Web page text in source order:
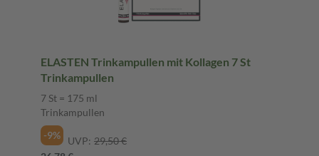
ELASTEN Trinkampullen mit Kollagen 7 St
Trinkampullen
7 St = 175 ml
Trinkampullen
-9%
UVP: 29,50 €